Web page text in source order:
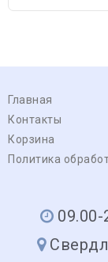
Главная
Контакты
Корзина
Политика